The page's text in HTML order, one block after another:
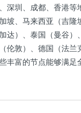
深圳、成都、香港等
坡、马来西亚（吉隆
达）、泰国（曼谷）
伦敦）、德国（法兰
丰富的节点能够满足